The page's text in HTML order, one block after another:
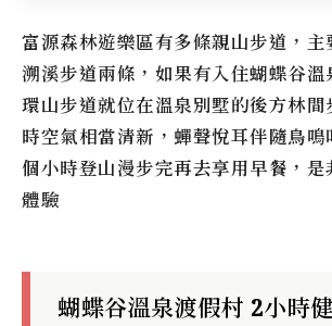
富源森林遊樂區有多條親山步道，主
溯溪步道兩條，如果有入住蝴蝶谷溫
環山步道就位在溫泉別墅的後方林間
時空氣相當清新，蟬聲悅耳伴隨鳥鳴
個小時登山漫步完再去享用早餐，是
體驗
蝴蝶谷溫泉渡假村 2小時